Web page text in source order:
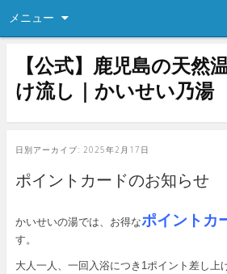
メニュー
【公式】鹿児島の天然
け流し｜かいせい乃湯
日別アーカイブ: 2025年2月17日
ポイントカードのお知らせ
かいせいの湯では、お得なポイントカ
す。
大人一人、一回入浴につき1ポイント差し上